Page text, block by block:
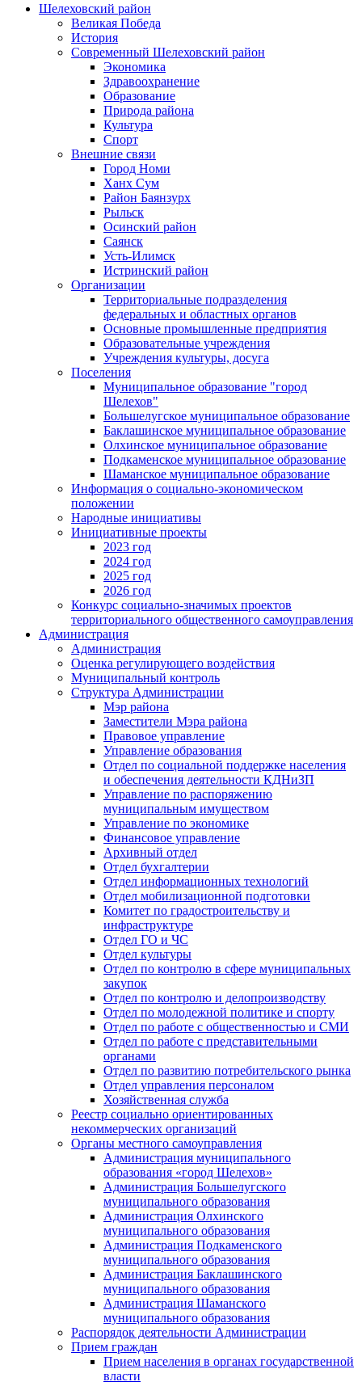
Шелеховский район
Великая Победа
История
Современный Шелеховский район
Экономика
Здравоохранение
Образование
Природа района
Культура
Спорт
Внешние связи
Город Номи
Ханх Сум
Район Баянзурх
Рыльск
Осинский район
Саянск
Усть-Илимск
Истринский район
Организации
Территориальные подразделения
федеральных и областных органов
Основные промышленные предприятия
Образовательные учреждения
Учреждения культуры, досуга
Поселения
Муниципальное образование "город
Шелехов"
Большелугское муниципальное образование
Баклашинское муниципальное образование
Олхинское муниципальное образование
Подкаменское муниципальное образование
Шаманское муниципальное образование
Информация о социально-экономическом
положении
Народные инициативы
Инициативные проекты
2023 год
2024 год
2025 год
2026 год
Конкурс социально-значимых проектов
территориального общественного самоуправления
Администрация
Администрация
Оценка регулирующего воздействия
Муниципальный контроль
Структура Администрации
Мэр района
Заместители Мэра района
Правовое управление
Управление образования
Отдел по социальной поддержке населения
и обеспечения деятельности КДНиЗП
Управление по распоряжению
муниципальным имуществом
Управление по экономике
Финансовое управление
Архивный отдел
Отдел бухгалтерии
Отдел информационных технологий
Отдел мобилизационной подготовки
Комитет по градостроительству и
инфраструктуре
Отдел ГО и ЧС
Отдел культуры
Отдел по контролю в сфере муниципальных
закупок
Отдел по контролю и делопроизводству
Отдел по молодежной политике и спорту
Отдел по работе с общественностью и СМИ
Отдел по работе с представительными
органами
Отдел по развитию потребительского рынка
Отдел управления персоналом
Хозяйственная служба
Реестр социально ориентированных
некоммерческих организаций
Органы местного самоуправления
Администрация муниципального
образования «город Шелехов»
Администрация Большелугского
муниципального образования
Администрация Олхинского
муниципального образования
Администрация Подкаменского
муниципального образования
Администрация Баклашинского
муниципального образования
Администрация Шаманского
муниципального образования
Распорядок деятельности Администрации
Прием граждан
Прием населения в органах государственной
власти